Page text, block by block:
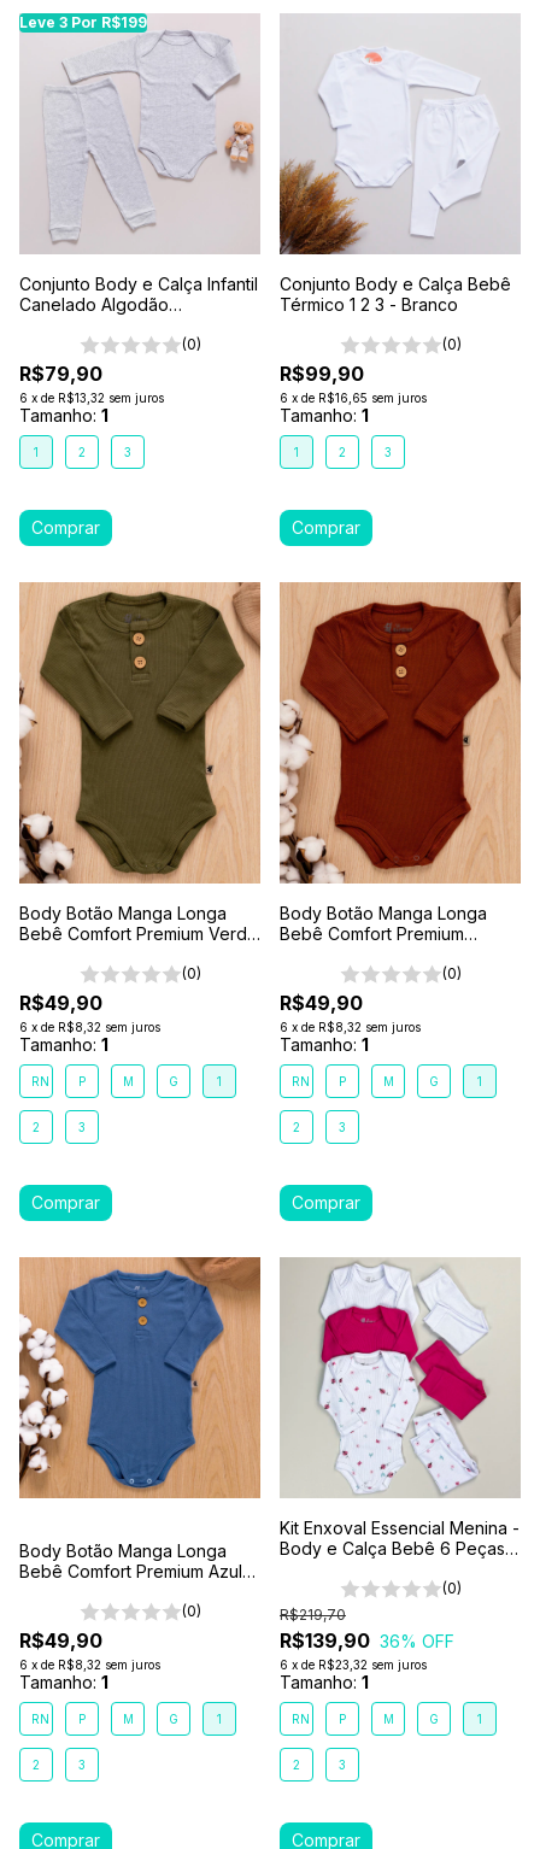
Leve 3 Por R$199
Conjunto Body e Calça Infantil
Canelado Algodão
(0)
R$79,90
6 x de R$13,32 sem juros
Tamanho: 1
1 2 3
Conjunto Body e Calça Bebê
Térmico 1 2 3 - Branco
(0)
R$99,90
6 x de R$16,65 sem juros
Tamanho: 1
1 2 3
Body Botão Manga Longa
Bebê Comfort Premium Verde
(0)
R$49,90
6 x de R$8,32 sem juros
Tamanho: 1
RN P M G 1
2 3
Body Botão Manga Longa
Bebê Comfort Premium
(0)
R$49,90
6 x de R$8,32 sem juros
Tamanho: 1
RN P M G 1
2 3
Body Botão Manga Longa
Bebê Comfort Premium Azul
(0)
R$49,90
6 x de R$8,32 sem juros
Tamanho: 1
RN P M G 1
2 3
Kit Enxoval Essencial Menina -
Body e Calça Bebê 6 Peças
(0)
R$139,90
R$219,70
36% OFF
6 x de R$23,32 sem juros
Tamanho: 1
RN P M G 1
2 3